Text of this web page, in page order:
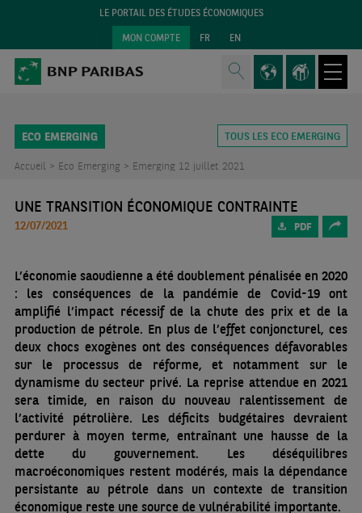
LE PORTAIL DES ÉTUDES ÉCONOMIQUES
MON COMPTE FR EN
ECO EMERGING TOUS LES ECO EMERGING
Accueil > Eco Emerging > Emerging 12 juillet 2021
UNE TRANSITION ÉCONOMIQUE CONTRAINTE
12/07/2021 PDF
L’économie saoudienne a été doublement pénalisée en 2020
: les conséquences de la pandémie de Covid-19 ont
amplifié l’impact récessif de la chute des prix et de la
production de pétrole. En plus de l’effet conjoncturel, ces
deux chocs exogènes ont des conséquences défavorables
sur le processus de réforme, et notamment sur le
dynamisme du secteur privé. La reprise attendue en 2021
sera timide, en raison du nouveau ralentissement de
l’activité pétrolière. Les déficits budgétaires devraient
perdurer à moyen terme, entraînant une hausse de la
dette du gouvernement. Les déséquilibres
macroéconomiques restent modérés, mais la dépendance
persistante au pétrole dans un contexte de transition
économique reste une source de vulnérabilité importante.